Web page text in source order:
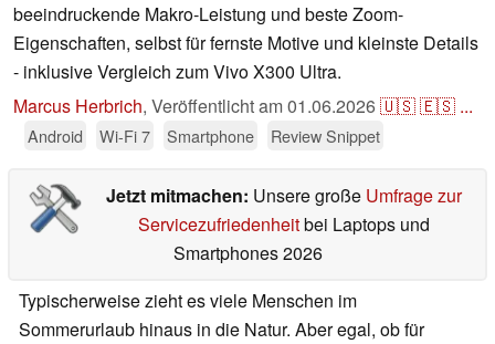
beeindruckende Makro‑Leistung und beste Zoom-
Eigenschaften, selbst für fernste Motive und kleinste Details
- inklusive Vergleich zum Vivo X300 Ultra.
Marcus Herbrich, Veröffentlicht am01.06.2026🇺🇸🇪🇸 ...
Android Wi-Fi 7 Smartphone Review Snippet
Jetzt mitmachen: Unsere große Umfrage zur
Servicezufriedenheitbei Laptops und
Smartphones 2026
Typischerweise zieht es viele Menschen im
Sommerurlaub hinaus in die Natur. Aber egal, ob für